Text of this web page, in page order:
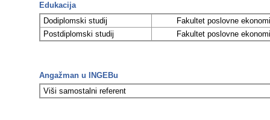
Edukacija
Dodiplomski studij
Fakultet poslovne
Postdiplomski studij
Fakultet poslovne
Angažman u INGEBu
Viši samostalni referent